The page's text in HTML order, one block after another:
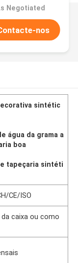
Negotiated
nos
sintétic
água da grama a
boa
tapeçaria sintéti
CE/ISO
caixa ou como